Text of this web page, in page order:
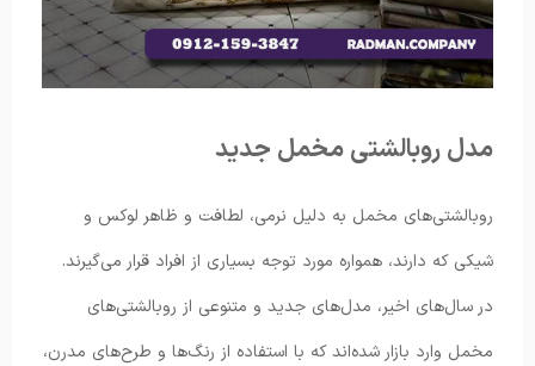
مدل روبالشتی مخمل جدید
روبالشتی‌های مخمل به دلیل نرمی، لطافت و ظاهر لوکس و
شیکی که دارند، همواره مورد توجه بسیاری از افراد قرار می‌گیرند.
در سال‌های اخیر، مدل‌های جدید و متنوعی از روبالشتی‌های
مخمل وارد بازار شده‌اند که با استفاده از رنگ‌ها و طرح‌های مدرن،